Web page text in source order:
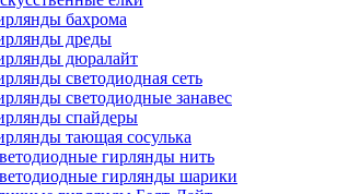
бахрома
дреды
дюралайт
светодиодная сеть
светодиодные занавес
спайдеры
тающая сосулька
гирлянды нить
гирлянды шарики